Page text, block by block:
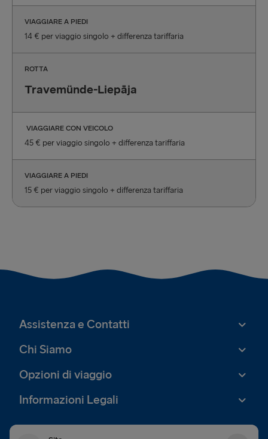
VIAGGIARE A PIEDI
14 € per viaggio singolo + differenza tariffaria
ROTTA
Travemünde-Liepāja
VIAGGIARE CON VEICOLO
45 € per viaggio singolo + differenza tariffaria
VIAGGIARE A PIEDI
15 € per viaggio singolo + differenza tariffaria
Assistenza e Contatti
Chi Siamo
Opzioni di viaggio
Informazioni Legali